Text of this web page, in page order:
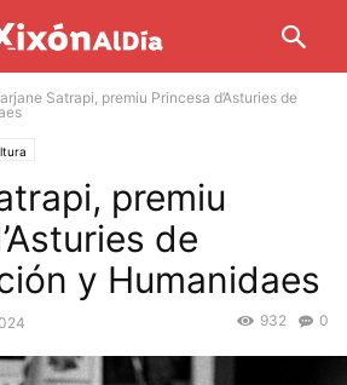
Satrapi, premiu Princesa d’Asturies de
premiu
de
y Humanidaes
0
932